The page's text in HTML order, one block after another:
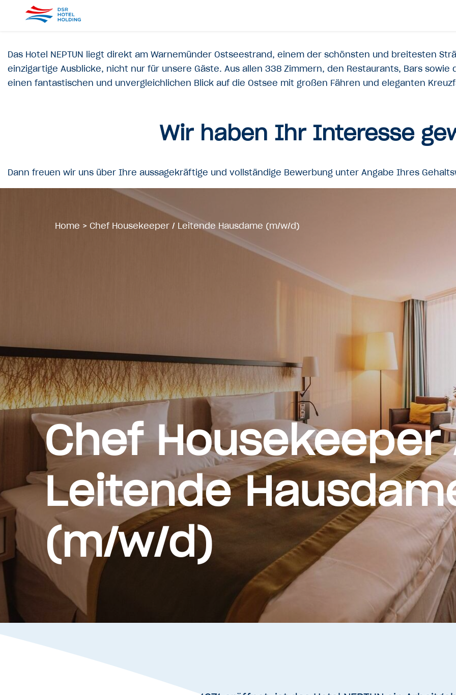
Home > Chef Housekeeper / Leitende Hausdame (m/w/d)
Chef Housekeeper
Leitende
(m/w/d)
Das Hotel NEPTUN liegt direkt am Warnemünder Ostseestrand, einem der schönsten und breitesten
einzigartige Ausblicke, nicht nur für unsere Gäste. Aus allen 338 Zimmern, den Restaurants, Bars sowie
einen fantastischen und unvergleichlichen Blick auf die Ostsee mit großen Fähren und eleganten
Wir haben Ihr Interesse
Dann freuen wir uns über Ihre aussagekräftige und vollständige Bewerbung unter Angabe Ihres